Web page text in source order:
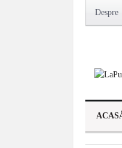
Despre